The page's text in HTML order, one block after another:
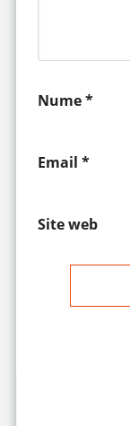
Nume*
Email *
Site web